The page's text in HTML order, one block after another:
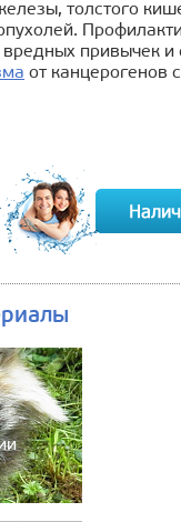
толстого
вредных привычек
от канцерогенов